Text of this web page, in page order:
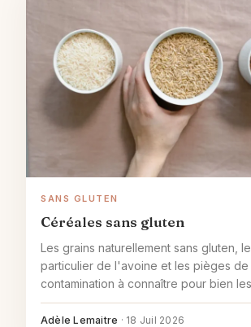
SANS GLUTEN
Céréales sans gluten
Les grains naturellement sans gluten,
particulier de l'avoine et les pièges de
contamination à connaître pour bien
Adèle Lemaitre · 18 Juil 2026